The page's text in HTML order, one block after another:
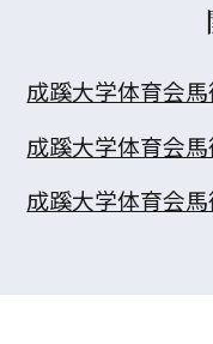
成蹊大学体育会
成蹊大学体育会
成蹊大学体育会